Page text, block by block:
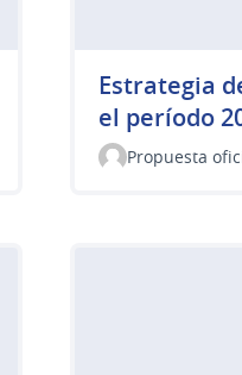
Estrategia
el período
Propuesta